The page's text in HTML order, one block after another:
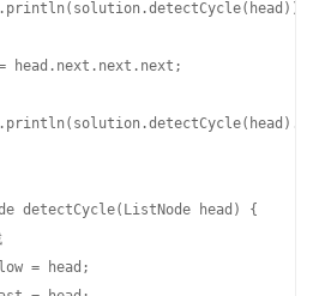
head.next.next.next;
detectCycle(ListNode head) {
= head;